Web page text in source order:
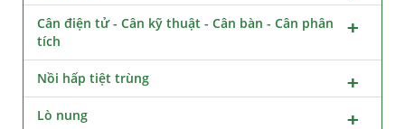
Cân điện tử - Cân kỹ thuật - Cân bàn - Cân phân
tích
Nồi hấp tiệt trùng
Lò nung